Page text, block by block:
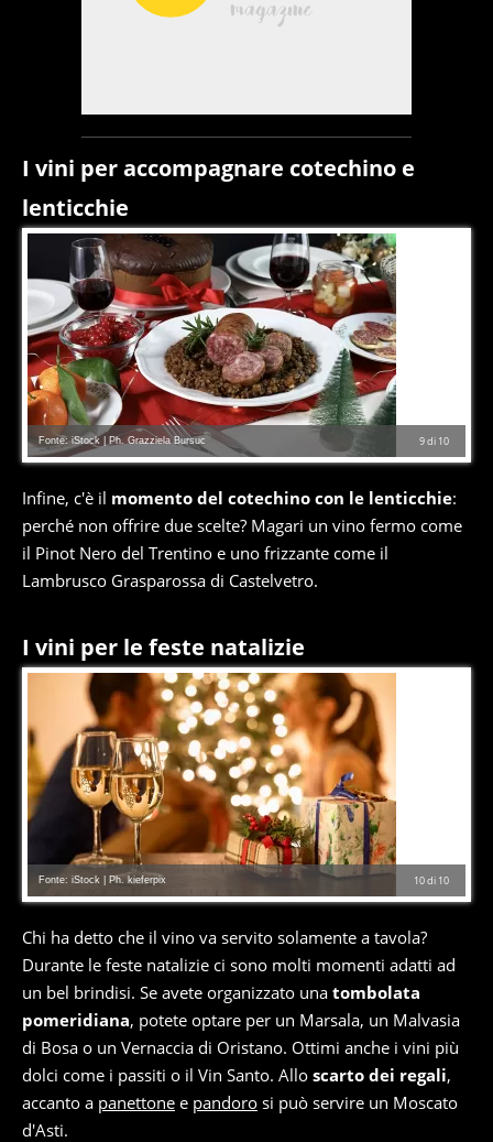
I vini per accompagnare cotechino e
lenticchie
9di 10
Fonte: iStock | Ph. Grazziela Bursuc
Infine, c'è il momento del cotechino con le lenticchie:
perché non offrire due scelte? Magari un vino fermo come
il Pinot Nero del Trentino e uno frizzante come il
Lambrusco Grasparossa di Castelvetro.
I vini per le feste natalizie
10di 10
Fonte: iStock | Ph. kieferpix
Chi ha detto che il vino va servito solamente a tavola?
Durante le feste natalizie ci sono molti momenti adatti ad
un bel brindisi. Se avete organizzato una tombolata
pomeridiana, potete optare per un Marsala, un Malvasia
di Bosa o un Vernaccia di Oristano. Ottimi anche i vini più
dolci come i passiti o il Vin Santo. Allo scarto dei regali,
accanto a panettone e pandoro si può servire un Moscato
d'Asti.